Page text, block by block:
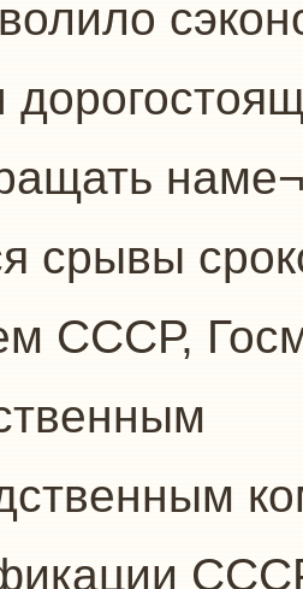
срывы
СССР,